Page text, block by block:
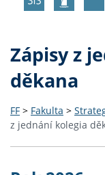
Zápisy z
děkana
FF > Fakulta >
z jednání kolegia